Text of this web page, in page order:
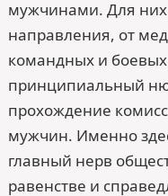
мужчинами. Для
направления, от
командных и
принципиальный
прохождение
мужчин. Именно
главный нерв
равенстве и